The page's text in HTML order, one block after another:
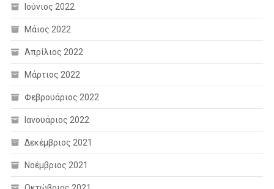
Ιούνιος 2022
Μάιος 2022
Απρίλιος 2022
Μάρτιος 2022
Φεβρουάριος 2022
Ιανουάριος 2022
Δεκέμβριος 2021
Νοέμβριος 2021